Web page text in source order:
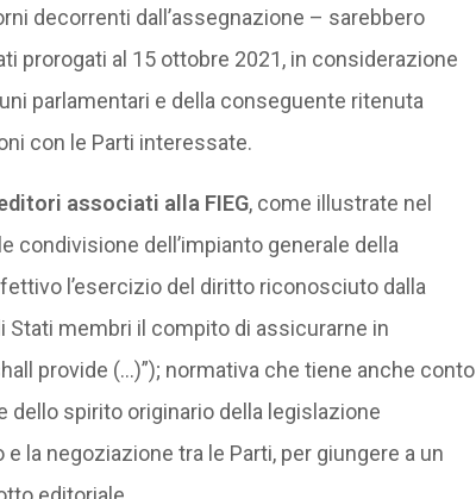
decorrenti dall’assegnazione – sarebbero
prorogati al 15 ottobre 2021, in considerazione
parlamentari e della conseguente ritenuta
con le Parti interessate.
associati alla FIEG, come illustrate nel
condivisione dell’impianto generale della
l’esercizio del diritto riconosciuto dalla
Stati membri il compito di assicurarne in
provide (…)”); normativa che tiene anche conto
dello spirito originario della legislazione
la negoziazione tra le Parti, per giungere a un